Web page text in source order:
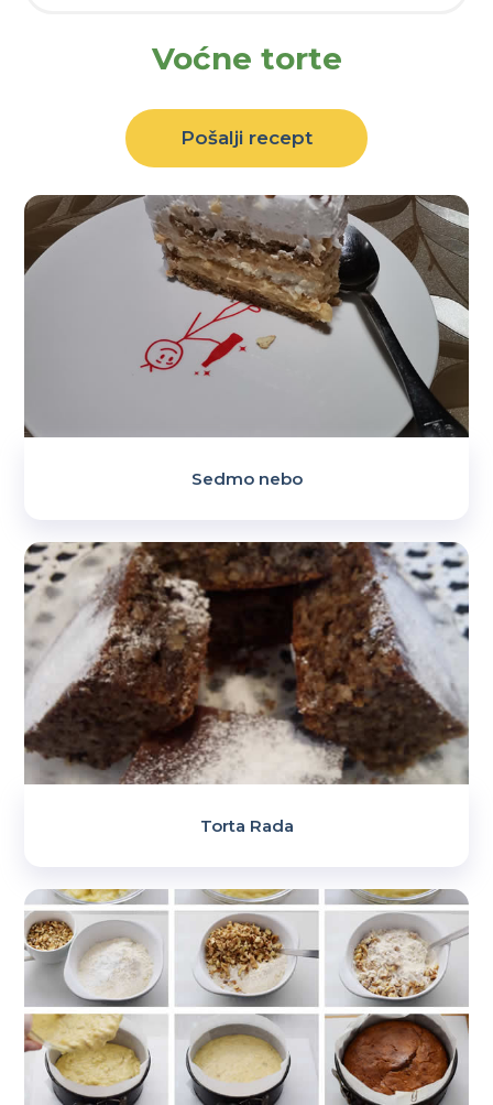
Voćne torte
Pošalji recept
Sedmo nebo
Torta Rada